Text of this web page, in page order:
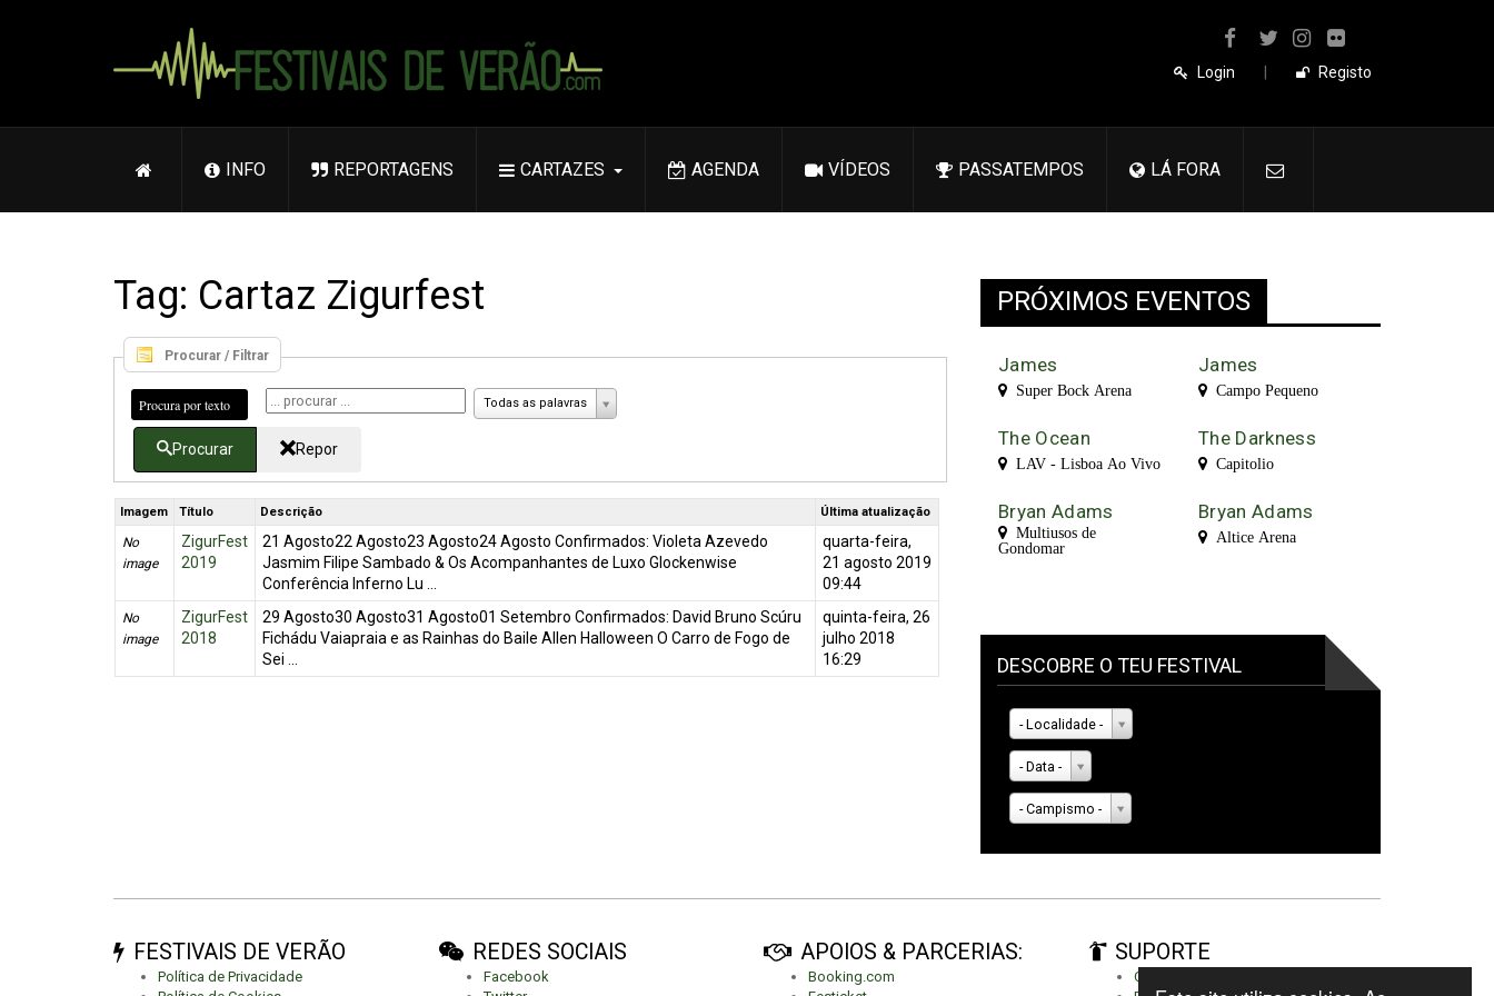
Login Registo
INFO REPORTAGENS CARTAZES AGENDA VÍDEOS PASSATEMPOS LÁ FORA
Tag: Cartaz Zigurfest
Procurar / Filtrar
Procura por texto Todas as palavras
Procurar Repor
Imagem Título Descrição Última atualização
No
image
ZigurFest
2019
21 Agosto22 Agosto23 Agosto24 Agosto Confirmados: Violeta Azevedo
Jasmim Filipe Sambado & Os Acompanhantes de Luxo Glockenwise
Conferência Inferno Lu ...
quarta-feira,
21 agosto 2019
09:44
No
image
ZigurFest
2018
29 Agosto30 Agosto31 Agosto01 Setembro Confirmados: David Bruno Scúru
Fichádu Vaiapraia e as Rainhas do Baile Allen Halloween O Carro de Fogo de
Sei ...
quinta-feira, 26
julho 2018
16:29
PRÓXIMOS EVENTOS
James
Super Bock Arena
James
Campo Pequeno
The Ocean
LAV - Lisboa Ao Vivo
The Darkness
Capitolio
Bryan Adams
Multiusos de
Gondomar
Bryan Adams
Altice Arena
DESCOBRE O TEU FESTIVAL
- Localidade -
- Data -
- Campismo -
FESTIVAIS DE VERÃO
Política de Privacidade
REDES SOCIAIS
Facebook
APOIOS & PARCERIAS:
Booking.com
SUPORTE
Criar conta